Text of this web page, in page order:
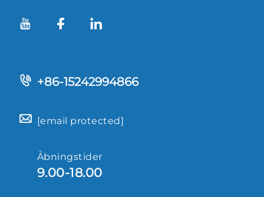
+86-15242994866
[email protected]
Åbningstider
9.00-18.00